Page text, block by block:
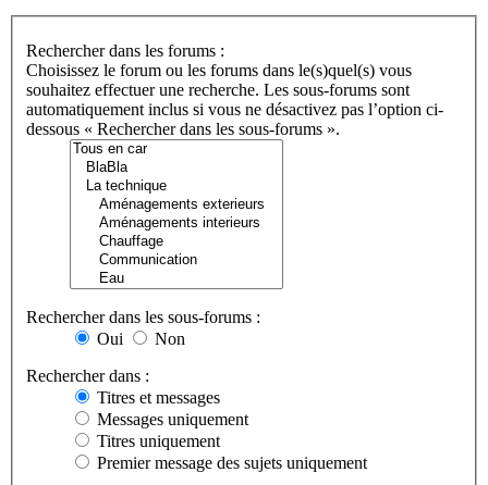
Rechercher dans les forums :
Choisissez le forum ou les forums dans le(s)quel(s) vous
souhaitez effectuer une recherche. Les sous-forums sont
automatiquement inclus si vous ne désactivez pas l’option ci-
dessous « Rechercher dans les sous-forums ».
Rechercher dans les sous-forums :
Oui
Non
Rechercher dans :
Titres et messages
Messages uniquement
Titres uniquement
Premier message des sujets uniquement